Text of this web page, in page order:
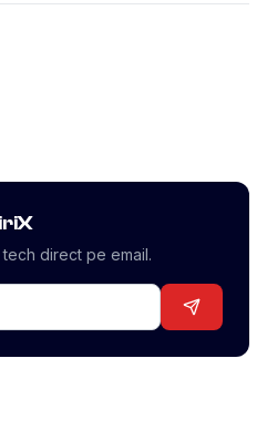
direct pe email.